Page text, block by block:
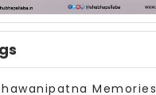
Memories